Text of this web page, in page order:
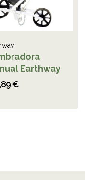
Earthway
€